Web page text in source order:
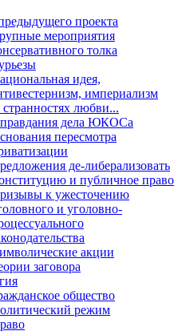
проекта
мероприятия
толка
идея,
империализм
любви...
дела ЮКОСа
пересмотра
де-либерализовать
и публичное право
к ужесточению
и уголовно-
акции
заговора
общество
режим